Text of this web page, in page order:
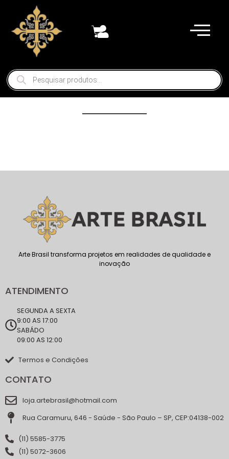
Arte Brasil transforma projetos em realidades de qualidade e
inovação
ATENDIMENTO
SEGUNDA A SEXTA
9:00 AS 17:00
SABÁDO
09:00 AS 12:00
Termos e Condições
CONTATO
loja.artebrasil@hotmail.com
Rua Caramuru, 646 - Saúde - São Paulo – SP, CEP:04138-002
(11) 5585-3775
(11) 5072-3606